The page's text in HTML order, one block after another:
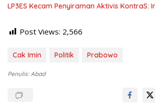
LP3ES Kecam Penyiraman Aktivis KontraS:
Post Views: 2,566
Cak Imin Politik Prabowo
Penulis: Abad